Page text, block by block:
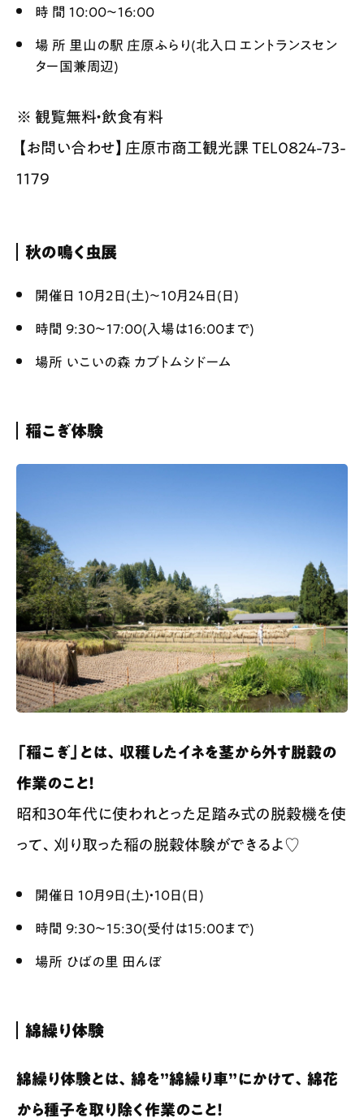
時 間 10:00〜16:00
場 所 里山の駅 庄原ふらり(北入口 エントランスセン
ター国兼周辺)
※ 観覧無料・飲食有料
【お問い合わせ】庄原市商工観光課 TEL0824-73-
1179
秋の鳴く虫展
開催日 10月2日(土)〜10月24日(日)
時間 9:30〜17:00(入場は16:00まで)
場所 いこいの森 カブトムシドーム
稲こぎ体験
「稲こぎ」とは、収穫したイネを茎から外す脱穀の
作業のこと！
昭和30年代に使われとった足踏み式の脱穀機を使
って、刈り取った稲の脱穀体験ができるよ♡
開催日 10月9日(土)・10日(日)
時間 9:30〜15:30(受付は15:00まで)
場所 ひばの里 田んぼ
綿繰り体験
綿繰り体験とは、綿を”綿繰り車”にかけて、綿花
から種子を取り除く作業のこと！